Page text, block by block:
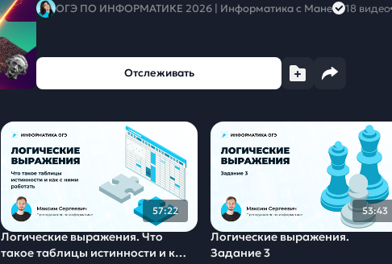
ОГЭ ПО ИНФОРМАТИКЕ 2026 | Информатика с Мане 18 видео
Отслеживать
57:22
Логические выражения. Что
такое таблицы истинности и как
53:43
Логические выражения.
Задание 3